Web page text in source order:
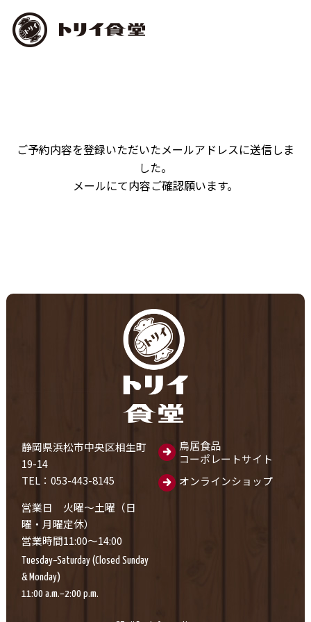
ご予約内容を登録いただいたメールアドレスに送信しま
した。
メールにて内容ご確認願います。
静岡県浜松市中央区相生町
19-14
TEL：053-443-8145
営業日 火曜～土曜（日
曜・月曜定休）
営業時間11:00～14:00
Tuesday–Saturday (Closed Sunday
& Monday)
11:00 a.m.–2:00 p.m.
鳥居食品
コーポレートサイト
オンラインショップ